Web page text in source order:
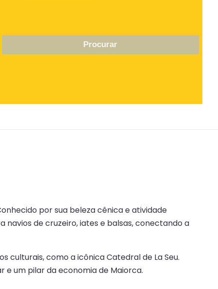
Procurar
por sua beleza cênica e atividade
de cruzeiro, iates e balsas, conectando a
como a icônica Catedral de La Seu.
e um pilar da economia de Maiorca.